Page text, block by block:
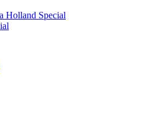
Holland Special